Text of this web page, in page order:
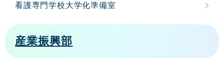
看護専門学校大学化準備室
産業振興部